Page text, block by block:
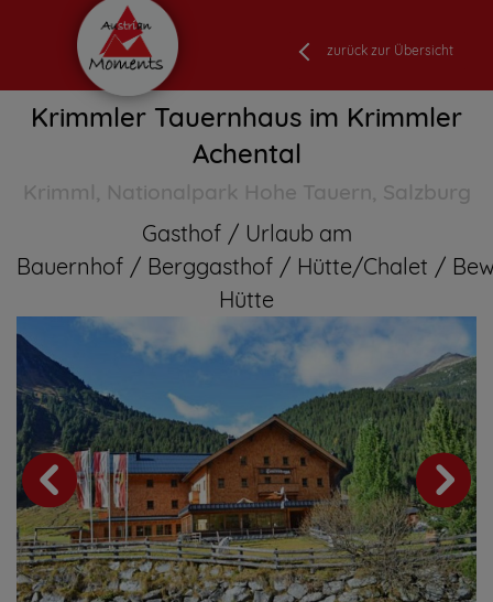
zurück zur Übersicht
Krimmler Tauernhaus im Krimmler
Achental
Krimml, Nationalpark Hohe Tauern, Salzburg
Gasthof
Urlaub am
Bauernhof
Berggasthof Hütte/Chalet
Hütte